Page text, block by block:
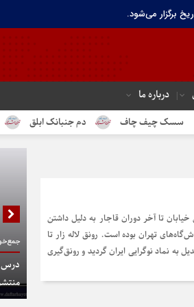
برگزار می‌شود.
درباره ما
چاف دم جنبانک ابلق درباره
تا آخر دوران قاجار به دلیل داشتن
تهران بوده است. رونق لاله زار تا
به نماد نوگرایی ایران گردید و رونق‌گیری
درس